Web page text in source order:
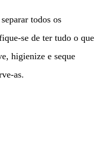
todos os
se de ter tudo o que
higienize e seque
as.